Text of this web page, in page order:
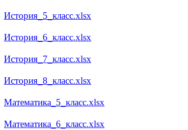
История_5_класс.xlsx
История_6_класс.xlsx
История_7_класс.xlsx
История_8_класс.xlsx
Математика_5_класс.xlsx
Математика_6_класс.xlsx